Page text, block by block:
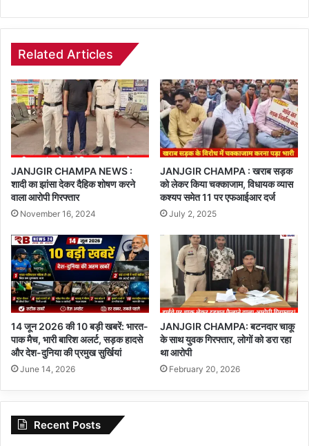
Related Articles
JANJGIR CHAMPA NEWS :
शादी का झांसा देकर दैहिक शोषण करने
वाला आरोपी गिरफ्तार
November 16, 2024
JANJGIR CHAMPA : खराब सड़क
को लेकर किया चक्काजाम, विधायक व्यास
कश्यप समेत 11 पर एफआईआर दर्ज
July 2, 2025
14 जून 2026 की 10 बड़ी खबरें: भारत-
पाक मैच, भारी बारिश अलर्ट, सड़क हादसे
और देश-दुनिया की प्रमुख सुर्खियां
June 14, 2026
JANJGIR CHAMPA: बटनदार चाकू
के साथ युवक गिरफ्तार, लोगों को डरा रहा
था आरोपी
February 20, 2026
Recent Posts